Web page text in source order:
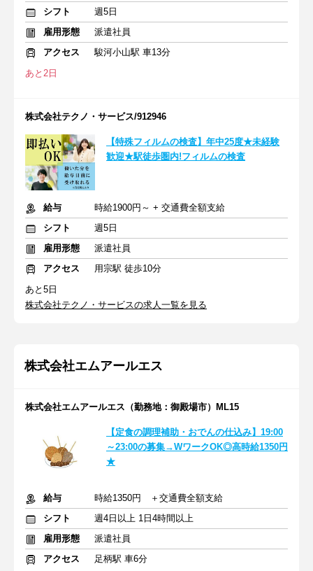
シフト
週5日
雇用形態
派遣社員
アクセス
駿河小山駅 車13分
あと2日
株式会社テクノ・サービス/912946
【特殊フィルムの検査】年中25度★未経験
歓迎★駅徒歩圏内!フィルムの検査
給与
時給1900円～ + 交通費全額支給
シフト
週5日
雇用形態
派遣社員
アクセス
用宗駅 徒歩10分
あと5日
株式会社テクノ・サービスの求人一覧を見る
株式会社エムアールエス
株式会社エムアールエス（勤務地：御殿場市）ML15
【定食の調理補助・おでんの仕込み】19:00
～23:00の募集→WワークOK◎高時給1350円
★
給与
時給1350円 ＋交通費全額支給
シフト
週4日以上 1日4時間以上
雇用形態
派遣社員
アクセス
足柄駅 車6分